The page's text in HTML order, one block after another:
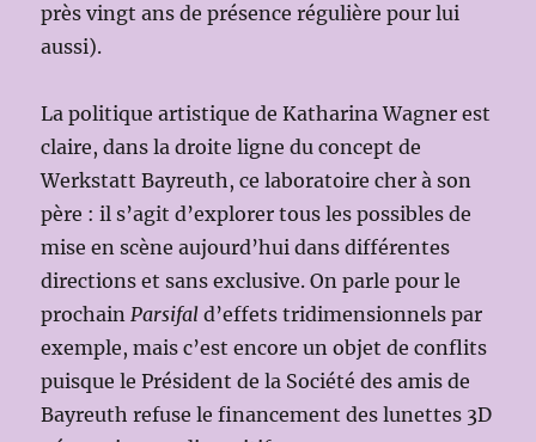
près vingt ans de présence régulière pour lui
aussi).
La politique artistique de Katharina Wagner est
claire, dans la droite ligne du concept de
Werkstatt Bayreuth, ce laboratoire cher à son
père : il s’agit d’explorer tous les possibles de
mise en scène aujourd’hui dans différentes
directions et sans exclusive. On parle pour le
prochainParsifal d’effets tridimensionnels par
exemple, mais c’est encore un objet de conflits
puisque le Président de la Société des amis de
Bayreuth refuse le financement des lunettes 3D